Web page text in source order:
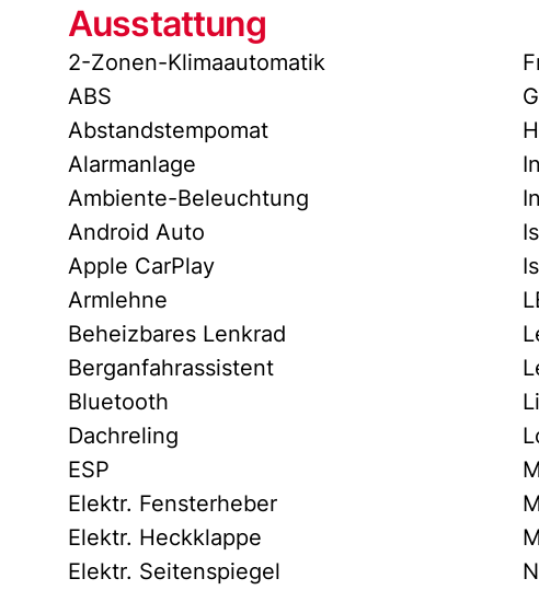
Ausstattung
2-Zonen-Klimaautomatik
ABS
Abstandstempomat
Alarmanlage
Ambiente-Beleuchtung
Android Auto
Apple CarPlay
Armlehne
Beheizbares Lenkrad
Berganfahrassistent
Bluetooth
Dachreling
ESP
Elektr. Fensterheber
Elektr. Heckklappe
Elektr. Seitenspiegel